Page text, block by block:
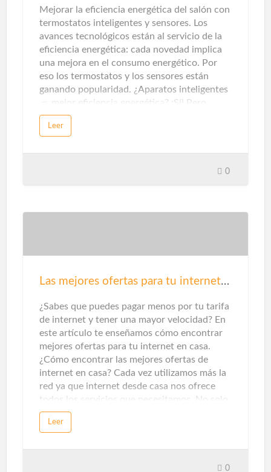
Mejorar la eficiencia energética del salón con
termostatos inteligentes y sensores. Los
avances tecnológicos están al servicio de la
eficiencia energética: cada novedad implica
una mejora en el consumo energético. Por
eso los termostatos y los sensores están
ganando popularidad. ¿Aparatos inteligentes
＝ mejor eficiencia energética? ¡Sí! Pero…
para que un electrodoméstico, un artefacto
eléctrico o aparato electrónico se considere
poder gestionarse y automatizarse desde
tareas tengan un uso óptimo del gasto
energético.Dentro del ámbito doméstico, los
termostatos inteligentes y los se…
Leer
0
Las mejores ofertas para tu internet en casa
¿Sabes que puedes pagar menos por tu tarifa
de internet y tener una mayor velocidad? En
este artículo te enseñamos cómo encontrar
mejores ofertas para tu internet en casa.
¿Cómo encontrar las mejores ofertas de
internet en casa? Cada vez utilizamos más la
red ya que internet desde casa nos ofrece
todos los servicios que necesitamos. No solo
de entretenimiento, sino que también nos
ofrece servicios de información o formativos
profesional. Por ello es muy importante
contar con una buena conexión a internet, y
Leer
0